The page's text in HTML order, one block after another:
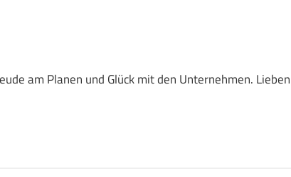
am Planen und Glück mit den Unternehmen. Lieben